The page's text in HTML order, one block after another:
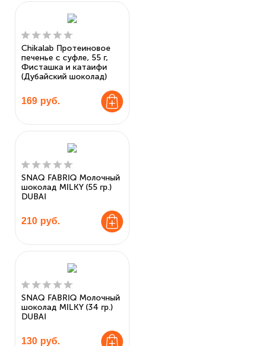
Chikalab Протеиновое
печенье с суфле, 55 г,
Фисташка и катаифи
(Дубайский шоколад)
169 руб.
SNAQ FABRIQ Молочный
шоколад MILKY (55 гр.)
DUBAI
210 руб.
SNAQ FABRIQ Молочный
шоколад MILKY (34 гр.)
DUBAI
130 руб.